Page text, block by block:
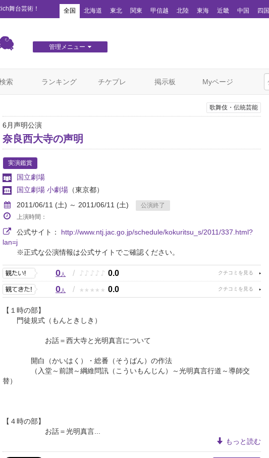
舞台芸術！ 全国 北海道 東北 関東 甲信越 北陸 東海 近畿 中国 四国
管理メニュー
索 ランキング チケプレ 掲示板 Myページ
歌舞伎・伝統芸能
6月声明公演
奈良西大寺の声明
実演鑑賞
国立劇場
国立劇場 小劇場 （東京都）
2011/06/11 (土) ～ 2011/06/11 (土)
公演終了
上演時間：
公式サイト： http://www.ntj.jac.go.jp/schedule/kokuritsu_s/2011/337.html?
lan=j
※正式な公演情報は公式サイトでご確認ください。
0人 / ♪ ♪ ♪ ♪ ♪ 0.0
0人 / ★ ★ ★ ★ ★ 0.0
【１時の部】
門徒規式（もんときしき）
お話＝西大寺と光明真言について
開白（かいはく）・総番（そうばん）の作法
（入堂～前讃～綱維問訊（こういもんじん）～光明真言行道～導師交
替）
【４時の部】
お話＝光明真言...
もっと読む